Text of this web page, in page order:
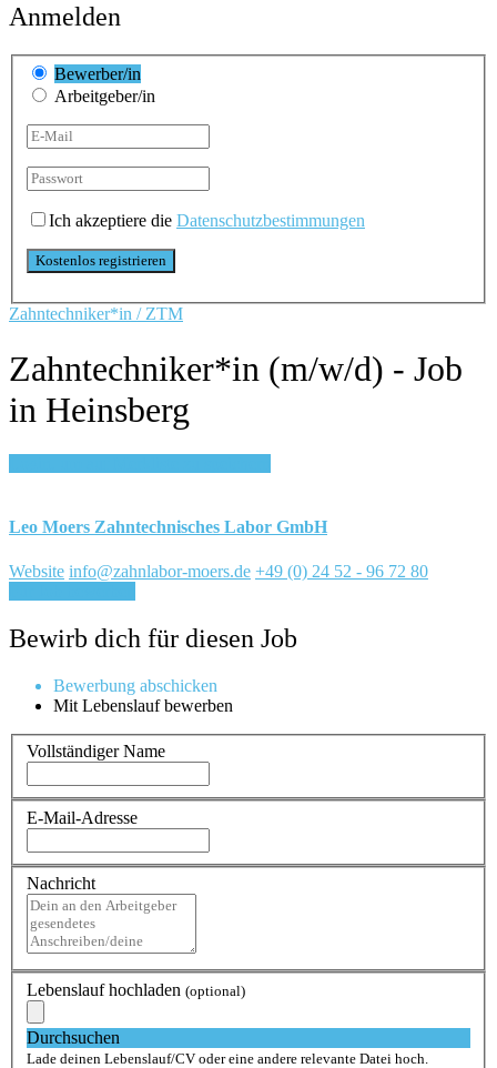
Anmelden
Bewerber/in
Arbeitgeber/in
Ich akzeptiere die Datenschutzbestimmungen
Zahntechniker*in / ZTM
Zahntechniker*in (m/w/d) - Job
in Heinsberg
Leo Moers Zahntechnisches Labor GmbH
Website info@zahnlabor-moers.de +49 (0) 24 52 - 96 72 80
Bewirb dich für diesen Job
Bewerbung abschicken
Mit Lebenslauf bewerben
Vollständiger Name
E-Mail-Adresse
Nachricht
Lebenslauf hochladen (optional)
Durchsuchen
Lade deinen Lebenslauf/CV oder eine andere relevante Datei hoch.